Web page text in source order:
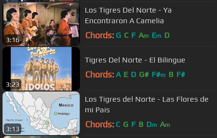
3:16
Los Tigres Del Norte - Ya
Encontraron A Camelia
Chords: G C F Am Em D
3:23
Tigres Del Norte - El Bilingue
Chords: A E D G# F#m B F#
3:13
Los Tigres del Norte - Las Flores de
mi Pais
Chords: C G F B Dm Am